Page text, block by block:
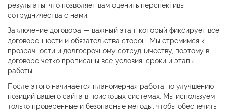
результаты, что позволяет вам оценить перспективы
сотрудничества с нами.
Заключение договора — важный этап, который фиксирует все
договоренности и обязательства сторон. Мы стремимся к
прозрачности и долгосрочному сотрудничеству, поэтому в
договоре четко прописаны все условия, сроки и этапы
работы.
После этого начинается планомерная работа по улучшению
позиций вашего сайта в поисковых системах. Мы используем
только проверенные и безопасные методы, чтобы обеспечить